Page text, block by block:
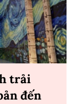
trải
đến